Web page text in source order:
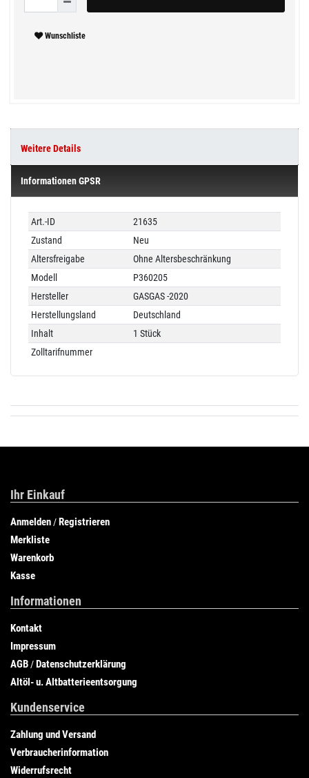
Wunschliste
Weitere Details
Informationen GPSR
Technisches
Merkmal
Wert
Art.-ID
21635
Zustand
Neu
Altersfreigabe
Ohne Altersbeschränkung
Modell
P360205
Hersteller
GASGAS -2020
Herstellungsland
Deutschland
Inhalt
1 Stück
Zolltarifnummer
Ihr Einkauf
Anmelden /Registrieren
Merkliste
Warenkorb
Kasse
Informationen
Kontakt
Impressum
AGB /Datenschutzerklärung
Altöl- u. Altbatterieentsorgung
Kundenservice
Zahlung und Versand
Verbraucherinformation
Widerrufsrecht